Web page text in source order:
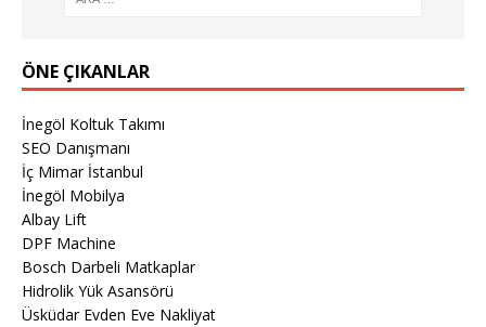
ÖNE ÇIKANLAR
İnegöl Koltuk Takımı
SEO Danışmanı
İç Mimar İstanbul
İnegöl Mobilya
Albay Lift
DPF Machine
Bosch Darbeli Matkaplar
Hidrolik Yük Asansörü
Üsküdar Evden Eve Nakliyat